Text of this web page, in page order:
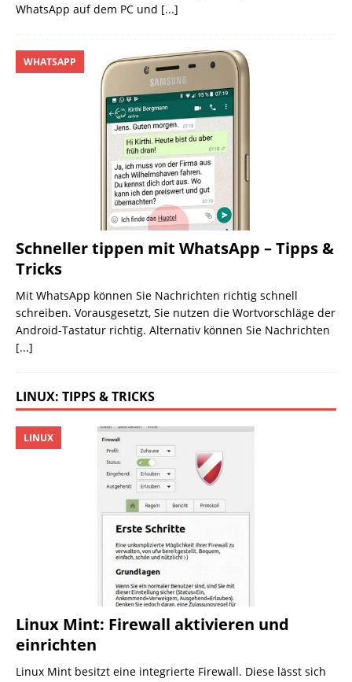
WhatsApp auf dem PC und [...]
Schneller tippen mit WhatsApp – Tipps &
Tricks
WHATSAPP
Mit WhatsApp können Sie Nachrichten richtig schnell
schreiben. Vorausgesetzt, Sie nutzen die Wortvorschläge der
Android-Tastatur richtig. Alternativ können Sie Nachrichten
[...]
LINUX: TIPPS & TRICKS
Linux Mint: Firewall aktivieren und
einrichten
LINUX
Linux Mint besitzt eine integrierte Firewall. Diese lässt sich